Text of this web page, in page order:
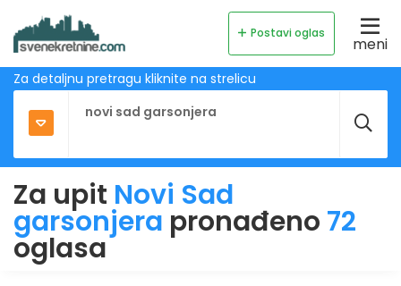
Postavi oglas
meni
Za detaljnu pretragu kliknite na strelicu
Za upit Novi Sad
garsonjera pronađeno 72
oglasa